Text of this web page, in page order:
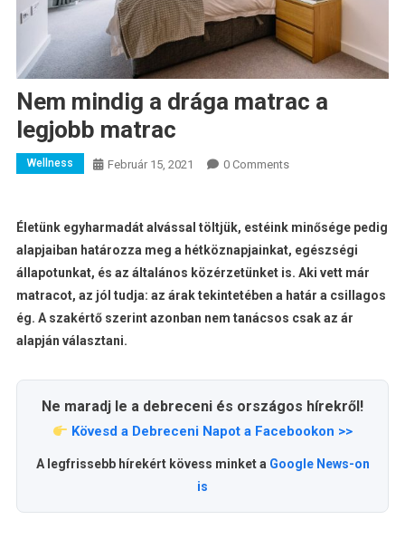
Nem mindig a drága matrac a
legjobb matrac
Wellness Február 15, 2021 0 Comments
Életünk egyharmadát alvással töltjük, estéink minősége pedig
alapjaiban határozza meg a hétköznapjainkat, egészségi
állapotunkat, és az általános közérzetünket is. Aki vett már
matracot, az jól tudja: az árak tekintetében a határ a csillagos
ég. A szakértő szerint azonban nem tanácsos csak az ár
alapján választani.
Ne maradj le a debreceni és országos hírekről!
Kövesd a Debreceni Napot a Facebookon >>
A legfrissebb hírekért kövess minket a Google News-on
is